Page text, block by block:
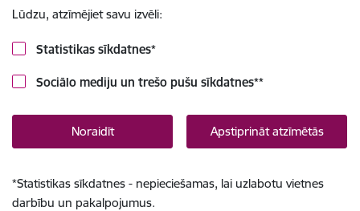
Lūdzu, atzīmējiet savu izvēli:
Statistikas sīkdatnes*
Sociālo mediju un trešo pušu sīkdatnes**
Noraidīt Apstiprināt atzīmētās
*Statistikas sīkdatnes - nepieciešamas, lai uzlabotu vietnes
darbību un pakalpojumus.